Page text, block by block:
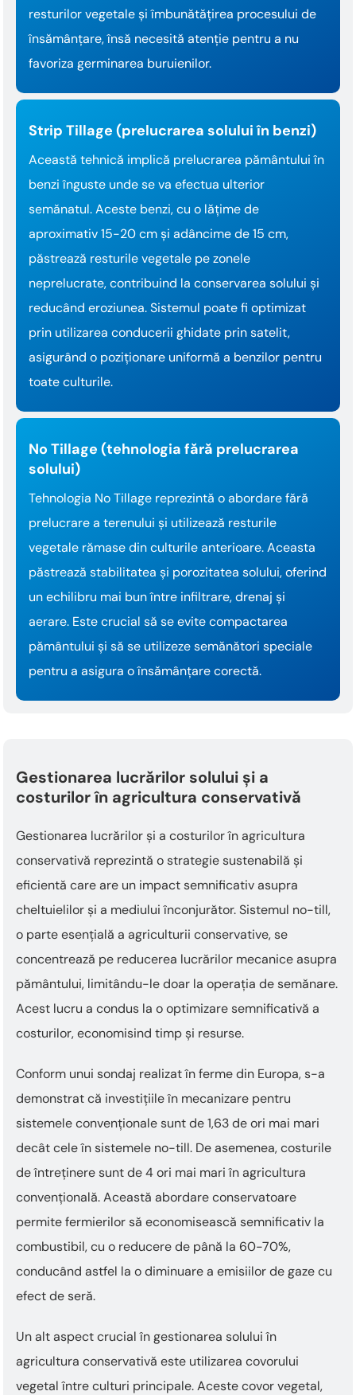
resturilor vegetale și îmbunătățirea procesului de
însămânțare, însă necesită atenție pentru a nu
favoriza germinarea buruienilor.
Strip Tillage (prelucrarea solului în benzi)
Această tehnică implică prelucrarea pământului în
benzi înguste unde se va efectua ulterior
semănatul. Aceste benzi, cu o lățime de
aproximativ 15-20 cm și adâncime de 15 cm,
păstrează resturile vegetale pe zonele
neprelucrate, contribuind la conservarea solului și
reducând eroziunea. Sistemul poate fi optimizat
prin utilizarea conducerii ghidate prin satelit,
asigurând o poziționare uniformă a benzilor pentru
toate culturile.
No Tillage (tehnologia fără prelucrarea
solului)
Tehnologia No Tillage reprezintă o abordare fără
prelucrare a terenului și utilizează resturile
vegetale rămase din culturile anterioare. Aceasta
păstrează stabilitatea și porozitatea solului, oferind
un echilibru mai bun între infiltrare, drenaj și
aerare. Este crucial să se evite compactarea
pământului și să se utilizeze semănători speciale
pentru a asigura o însămânțare corectă.
Gestionarea lucrărilor solului și a
costurilor în agricultura conservativă
Gestionarea lucrărilor și a costurilor în agricultura
conservativă reprezintă o strategie sustenabilă și
eficientă care are un impact semnificativ asupra
cheltuielilor și a mediului înconjurător. Sistemul no-till,
o parte esențială a agriculturii conservative, se
concentrează pe reducerea lucrărilor mecanice asupra
pământului, limitându-le doar la operația de semănare.
Acest lucru a condus la o optimizare semnificativă a
costurilor, economisind timp și resurse.
Conform unui sondaj realizat în ferme din Europa, s-a
demonstrat că investițiile în mecanizare pentru
sistemele convenționale sunt de 1,63 de ori mai mari
decât cele în sistemele no-till. De asemenea, costurile
de întreținere sunt de 4 ori mai mari în agricultura
convențională. Această abordare conservatoare
permite fermierilor să economisească semnificativ la
combustibil, cu o reducere de până la 60-70%,
conducând astfel la o diminuare a emisiilor de gaze cu
efect de seră.
Un alt aspect crucial în gestionarea solului în
agricultura conservativă este utilizarea covorului
vegetal între culturi principale. Aceste covor vegetal,